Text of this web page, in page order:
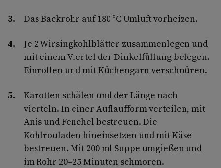
Das Backrohr auf 180 °C Umluft vorheizen.
Je 2 Wirsingkohlblätter zusammenlegen und
mit einem Viertel der Dinkelfüllung belegen.
Einrollen und mit Küchengarn verschnüren.
Karotten schälen und der Länge nach
vierteln. In einer Auflaufform verteilen, mit
Anis und Fenchel bestreuen. Die
Kohlrouladen hineinsetzen und mit Käse
bestreuen. Mit 200 ml Suppe umgießen und
im Rohr 20–25 Minuten schmoren.